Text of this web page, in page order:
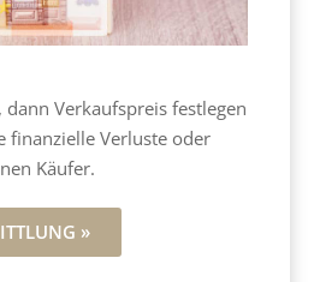
Verkaufspreis festlegen
finanzielle Verluste oder
Käufer.
»